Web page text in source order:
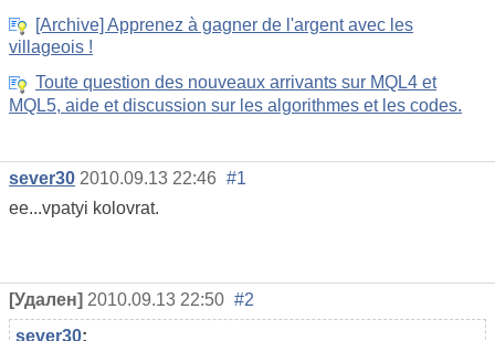
[Archive] Apprenez à gagner de l'argent avec les
villageois !
Toute question des nouveaux arrivants sur MQL4 et
MQL5, aide et discussion sur les algorithmes et les codes.
sever30 2010.09.13 22:46 #1
ee...vpatyi kolovrat.
[Удален] 2010.09.13 22:50 #2
sever30: